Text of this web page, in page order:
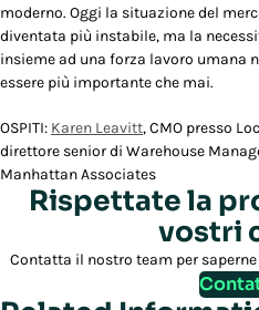
moderno. Oggi la situazione del
diventata più instabile, ma la
insieme ad una forza lavoro umana
essere più importante che mai.
OSPITI: Karen Leavitt, CMO presso
direttore senior di Warehouse
Manhattan Associates
Rispettate la
vostri
Contatta il nostro team per